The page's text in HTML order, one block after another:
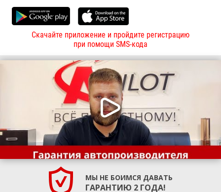
Скачайте приложение и пройдите регистрацию
при помощи SMS-кода
МЫ НЕ БОИМСЯ ДАВАТЬ
ГАРАНТИЮ 2 ГОДА!